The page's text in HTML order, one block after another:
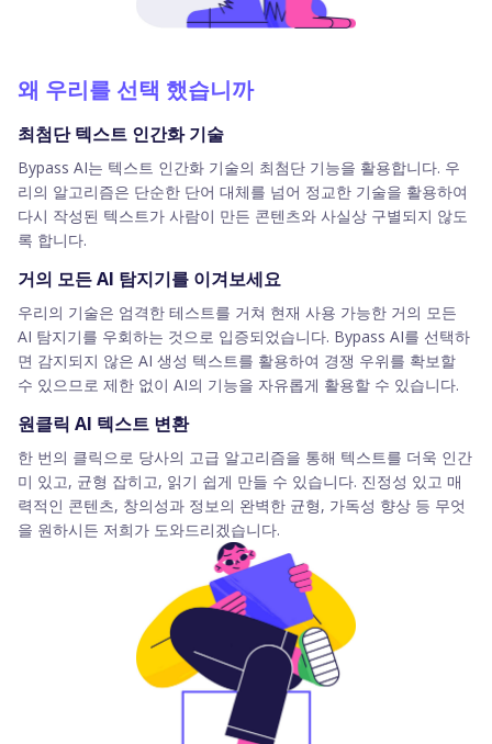
왜 우리를 선택 했습니까
최첨단 텍스트 인간화 기술
Bypass AI는 텍스트 인간화 기술의 최첨단 기능을 활용합니다. 우
리의 알고리즘은 단순한 단어 대체를 넘어 정교한 기술을 활용하여
다시 작성된 텍스트가 사람이 만든 콘텐츠와 사실상 구별되지 않도
록 합니다.
거의 모든 AI 탐지기를 이겨보세요
우리의 기술은 엄격한 테스트를 거쳐 현재 사용 가능한 거의 모든
AI 탐지기를 우회하는 것으로 입증되었습니다. Bypass AI를 선택하
면 감지되지 않은 AI 생성 텍스트를 활용하여 경쟁 우위를 확보할
수 있으므로 제한 없이 AI의 기능을 자유롭게 활용할 수 있습니다.
원클릭 AI 텍스트 변환
한 번의 클릭으로 당사의 고급 알고리즘을 통해 텍스트를 더욱 인간
미 있고, 균형 잡히고, 읽기 쉽게 만들 수 있습니다. 진정성 있고 매
력적인 콘텐츠, 창의성과 정보의 완벽한 균형, 가독성 향상 등 무엇
을 원하시든 저희가 도와드리겠습니다.